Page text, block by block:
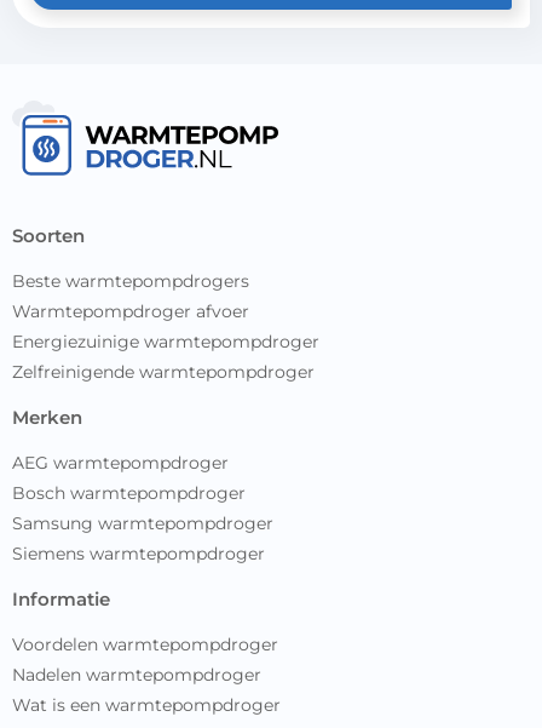
soorten
Beste warmtepompdrogers
Warmtepompdroger afvoer
Energiezuinige warmtepompdroger
Zelfreinigende warmtepompdroger
merken
AEG warmtepompdroger
Bosch warmtepompdroger
Samsung warmtepompdroger
Siemens warmtepompdroger
informatie
Voordelen warmtepompdroger
Nadelen warmtepompdroger
Wat is een warmtepompdroger